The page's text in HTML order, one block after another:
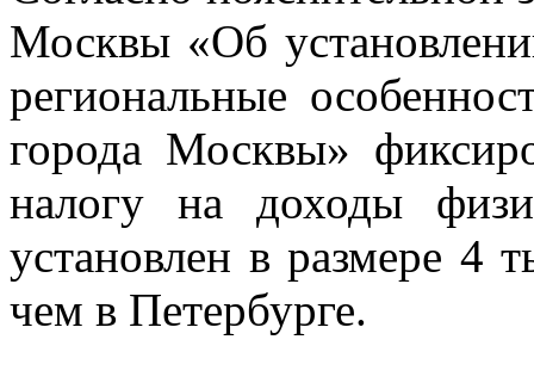
Москвы «Об
региональные
города Москвы»
налогу на доходы
установлен в размере 4
чем в Петербурге.